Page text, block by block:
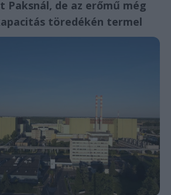
Paksnál, de az erőmű még
töredékén termel